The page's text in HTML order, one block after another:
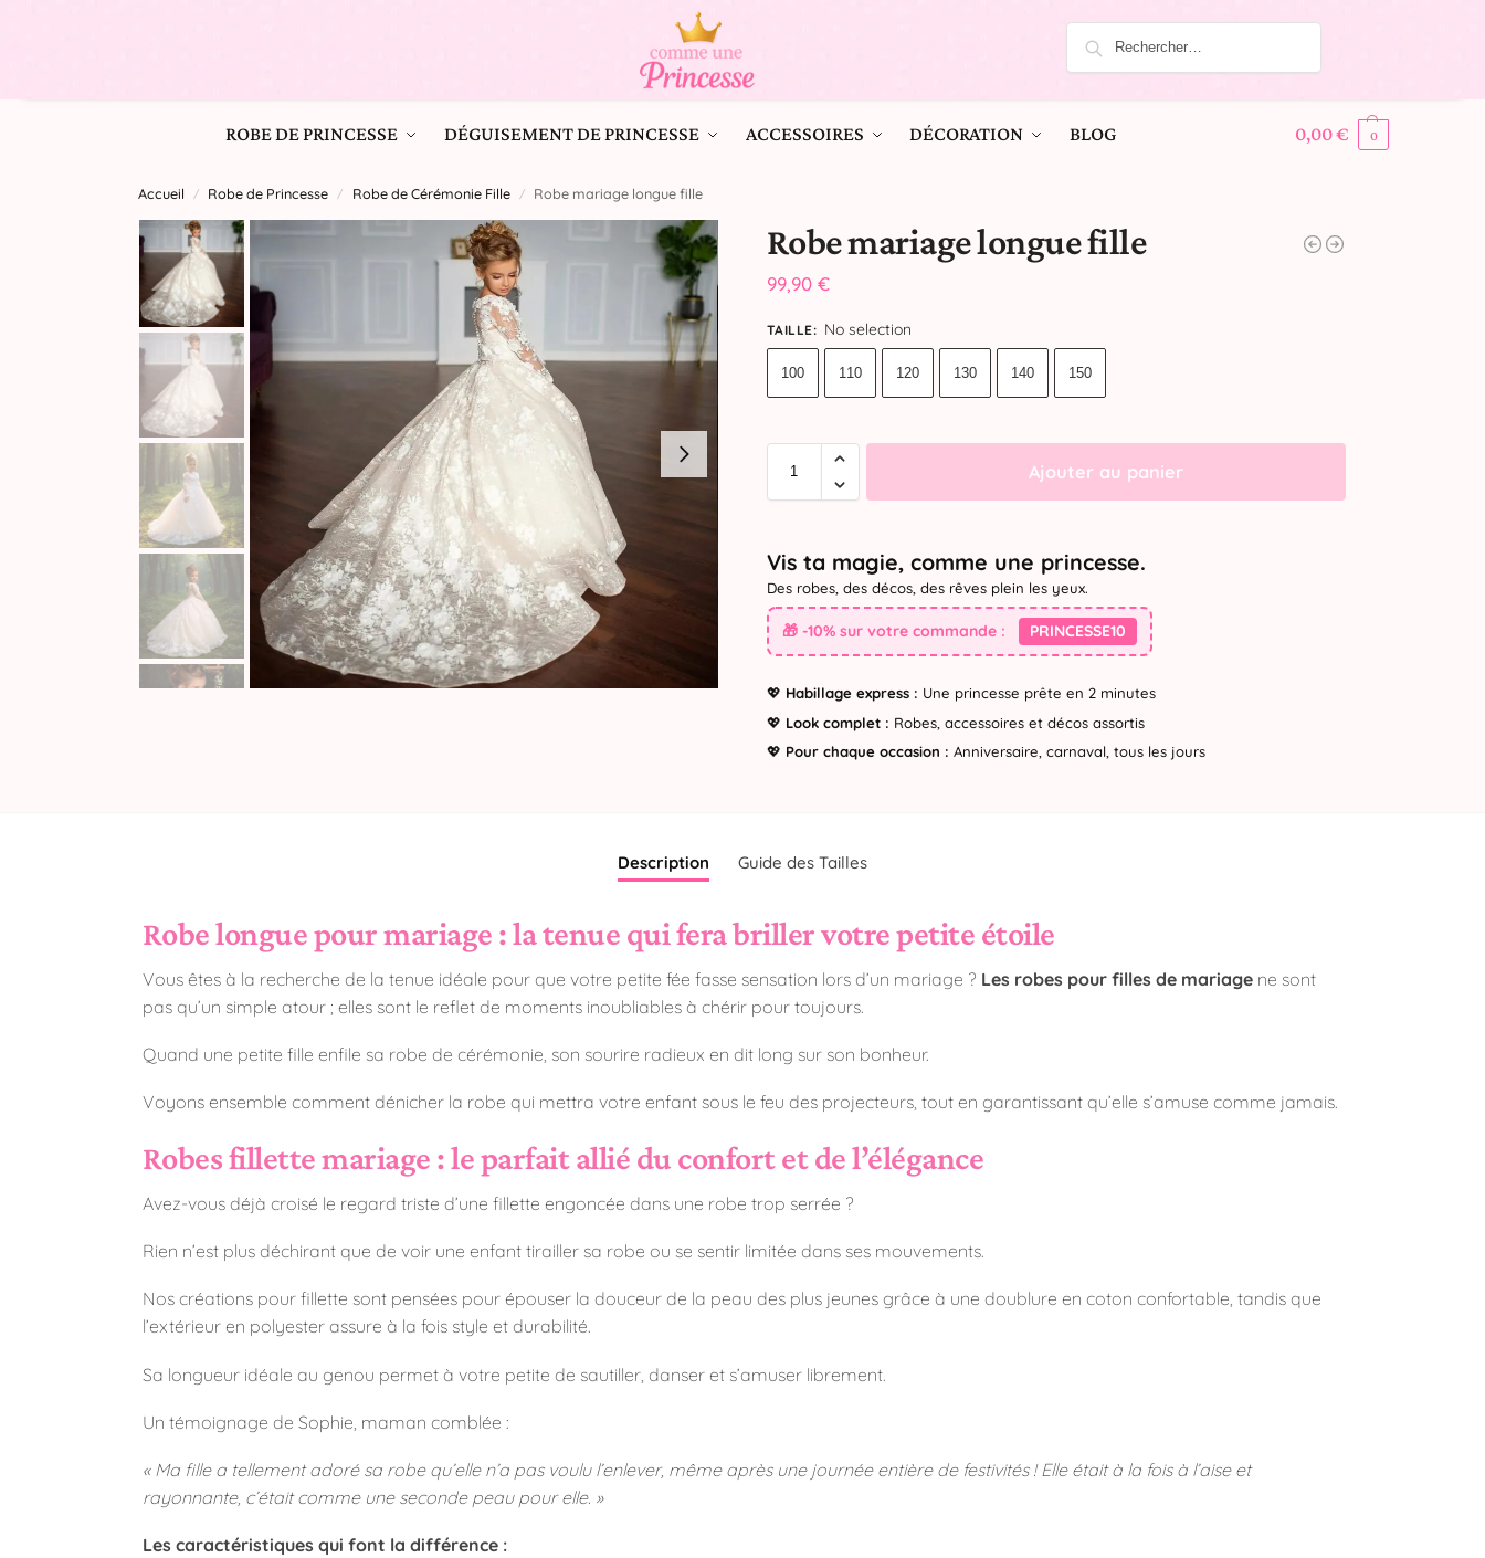
ROBE DE PRINCESSE DÉGUISEMENT DE PRINCESSE ACCESSOIRES DÉCORATION BLOG 0,00€ 0
Accueil / Robe de Princesse / Robe de Cérémonie Fille​ / Robe mariage longue fille
Robe mariage longue fille
99,90 €
TAILLE: No selection
100 110 120 130 140 150
Ajouter au panier
Vis ta magie, comme une princesse.
Des robes, des décos, des rêves plein les yeux.
🎁 -10% sur votre commande : PRINCESSE10
💖 Habillage express : Une princesse prête en 2 minutes
💖 Look complet : Robes, accessoires et décos assortis
💖 Pour chaque occasion : Anniversaire, carnaval, tous les jours
Description Guide des Tailles
Robe longue pour mariage : la tenue qui fera briller votre petite étoile
Vous êtes à la recherche de la tenue idéale pour que votre petite fée fasse sensation lors d’un mariage ? Les robes pour filles de mariagene sont
pas qu’un simple atour ; elles sont le reflet de moments inoubliables à chérir pour toujours.
Quand une petite fille enfile sa robe de cérémonie, son sourire radieux en dit long sur son bonheur.
Voyons ensemble comment dénicher la robe qui mettra votre enfant sous le feu des projecteurs, tout en garantissant qu’elle s’amuse comme jamais.
Robes fillette mariage : le parfait allié du confort et de l’élégance
Avez-vous déjà croisé le regard triste d’une fillette engoncée dans une robe trop serrée ?
Rien n’est plus déchirant que de voir une enfant tirailler sa robe ou se sentir limitée dans ses mouvements.
Nos créations pour fillette sont pensées pour épouser la douceur de la peau des plus jeunes grâce à une doublure en coton confortable, tandis que
l’extérieur en polyester assure à la fois style et durabilité.
Sa longueur idéale au genou permet à votre petite de sautiller, danser et s’amuser librement.
Un témoignage de Sophie, maman comblée :
« Ma fille a tellement adoré sa robe qu’elle n’a pas voulu l’enlever, même après une journée entière de festivités ! Elle était à la fois à l’aise et
rayonnante, c’était comme une seconde peau pour elle. »
Les caractéristiques qui font la différence :